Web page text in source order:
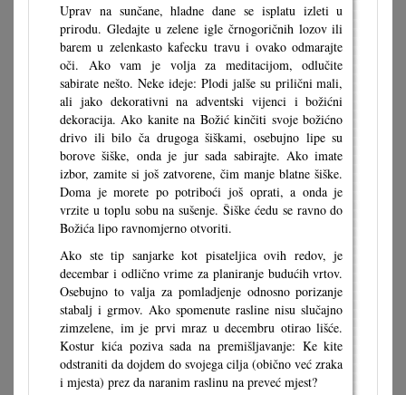
Uprav na sunčane, hladne dane se isplatu izleti u
prirodu. Gledajte u zelene igle črnogoričnih lozov ili
barem u zelenkasto kafecku travu i ovako odmarajte
oči. Ako vam je volja za meditacijom, odlučite
sabirate nešto. Neke ideje: Plodi jalše su prilični mali,
ali jako dekorativni na adventski vijenci i božićni
dekoracija. Ako kanite na Božić kinčiti svoje božićno
drivo ili bilo ča drugoga šiškami, osebujno lipe su
borove šiške, onda je jur sada sabirajte. Ako imate
izbor, zamite si još zatvorene, čim manje blatne šiške.
Doma je morete po potriboći još oprati, a onda je
vrzite u toplu sobu na sušenje. Šiške ćedu se ravno do
Božića lipo ravnomjerno otvoriti.
Ako ste tip sanjarke kot pisateljica ovih redov, je
decembar i odlično vrime za planiranje budućih vrtov.
Osebujno to valja za pomladjenje odnosno porizanje
stabalj i grmov. Ako spomenute rasline nisu slučajno
zimzelene, im je prvi mraz u decembru otirao lišće.
Kostur kića poziva sada na premišljavanje: Ke kite
odstraniti da dojdem do svojega cilja (obično već zraka
i mjesta) prez da naranim raslinu na preveć mjest?